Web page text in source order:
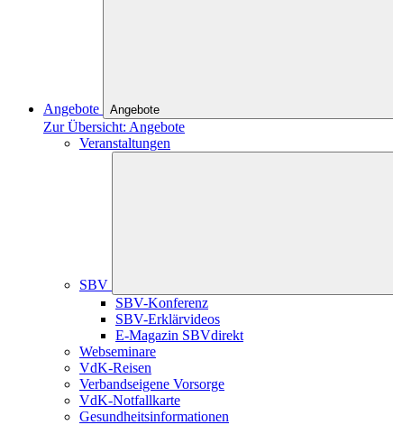
Angebote Angebote
Zur Übersicht: Angebote
Veranstaltungen
SBV
SBV-Konferenz
SBV-Erklärvideos
E-Magazin SBVdirekt
Webseminare
VdK-Reisen
Verbandseigene Vorsorge
VdK-Notfallkarte
Gesundheitsinformationen